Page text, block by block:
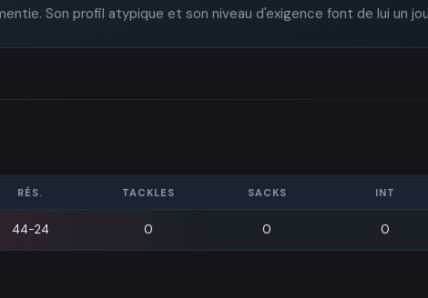
Son profil atypique et son niveau d'exigence font de lui un
RÉS. TACKLES SACKS INT
44-24 0 0 0